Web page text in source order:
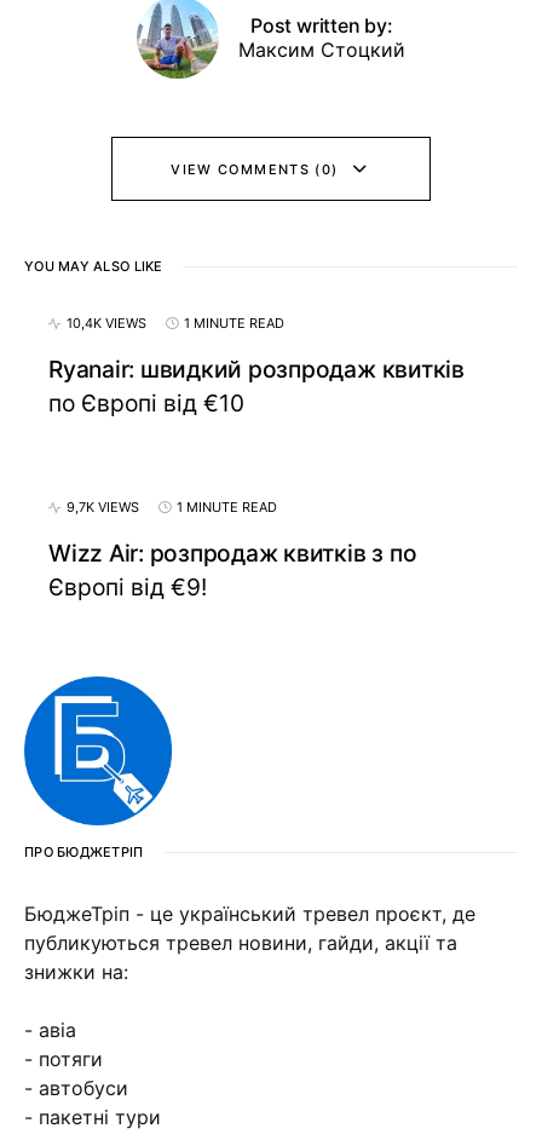
Post written by:
Максим Стоцкий
VIEW COMMENTS (0)
YOU MAY ALSO LIKE
10,4K VIEWS 1 MINUTE READ
Ryanair: швидкий розпродаж квитків
по Європі від €10
9,7K VIEWS 1 MINUTE READ
Wizz Air: розпродаж квитків з по
Європі від €9!
ПРО БЮДЖЕТРІП
БюджеТріп - це український тревел проєкт, де
публикуються тревел новини, гайди, акції та
знижки на:
- авіа
- потяги
- автобуси
- пакетні тури